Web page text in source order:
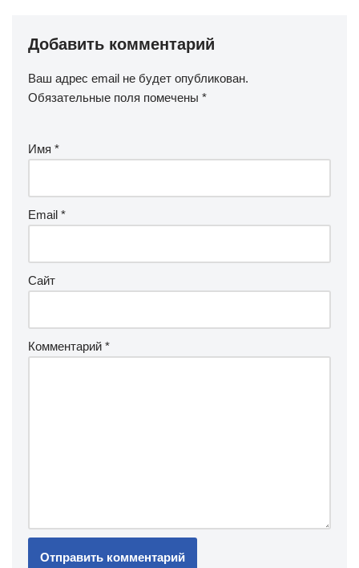
Добавить комментарий
Ваш адрес email не будет опубликован.
Обязательные поля помечены *
Имя *
Email *
Сайт
Комментарий *